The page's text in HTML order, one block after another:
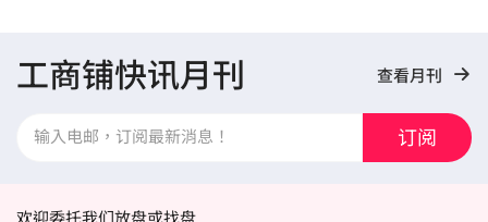
工商铺快讯月刊 查看月刊
订阅